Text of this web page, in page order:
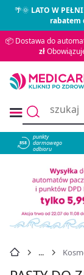
🌴🌞LATO W PEŁNI
rabatem
📦 Dostawa do
zł
858
punkty
darmowego
odbioru